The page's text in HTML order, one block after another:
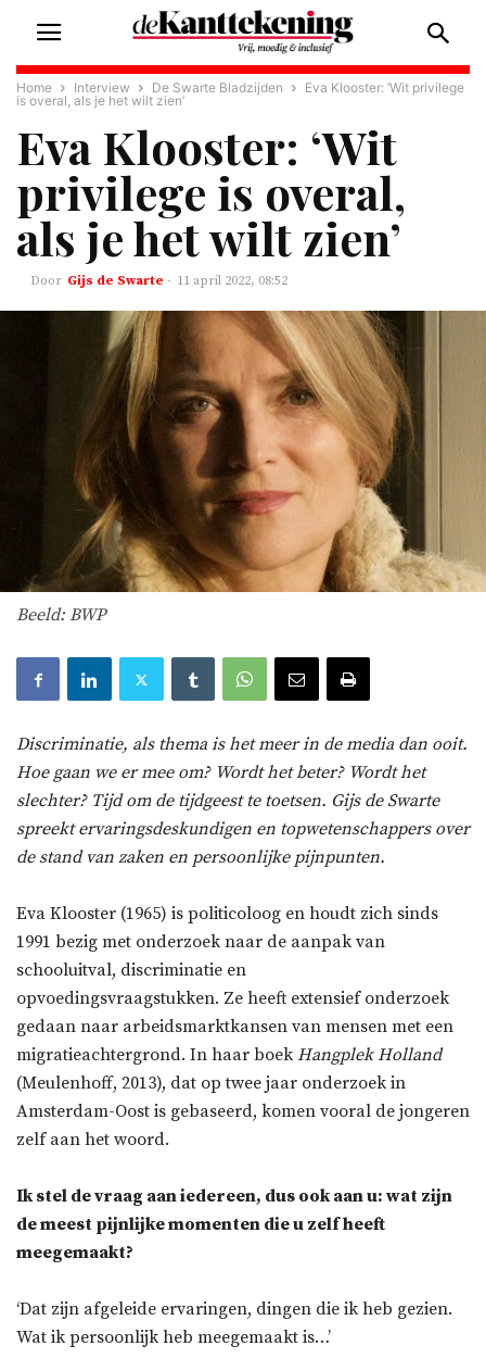
Home Interview De Swarte Bladzijden
Eva Klooster: ‘Wit privilege
is overal, als je het wilt zien’
Eva Klooster: ‘Wit
privilege is overal,
als je het wilt zien’
Gijs de Swarte - 11 april 2022, 08:52
Beeld: BWP
Discriminatie, als thema is het meer in de media dan ooit.
Hoe gaan we er mee om? Wordt het beter? Wordt het
slechter? Tijd om de tijdgeest te toetsen. Gijs de Swarte
spreekt ervaringsdeskundigen en topwetenschappers over
de stand van zaken en persoonlijke pijnpunten.
Eva Klooster (1965) is politicoloog en houdt zich sinds
1991 bezig met onderzoek naar de aanpak van
schooluitval, discriminatie en
opvoedingsvraagstukken. Ze heeft extensief onderzoek
gedaan naar arbeidsmarktkansen van mensen met een
migratieachtergrond. In haar boekHangplek Holland
(Meulenhoff, 2013), dat op twee jaar onderzoek in
Amsterdam-Oost is gebaseerd, komen vooral de jongeren
zelf aan het woord.
Ik stel de vraag aan iedereen, dus ook aan u: wat zijn
de meest pijnlijke momenten die u zelf heeft
meegemaakt?
‘Dat zijn afgeleide ervaringen, dingen die ik heb gezien.
Wat ik persoonlijk heb meegemaakt is…’